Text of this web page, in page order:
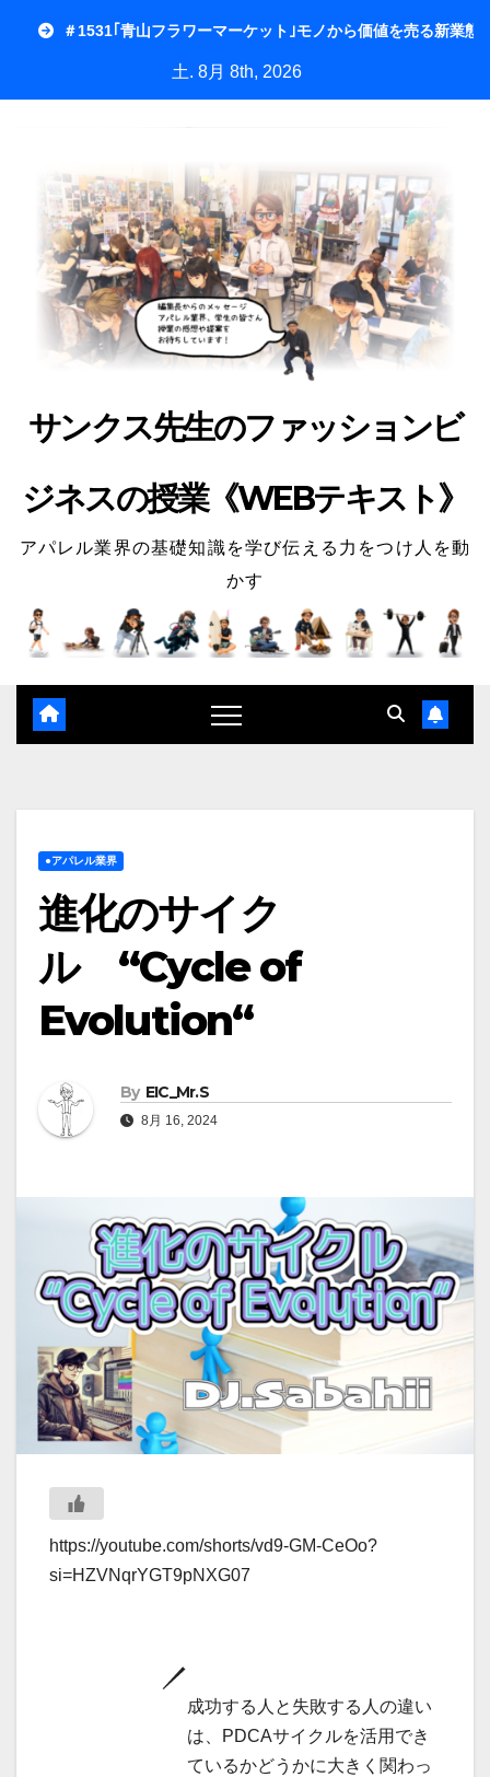
＃1531｢青山フラワーマーケット｣モノから価値を売る新業態
土. 8月 8th, 2026
サンクス先生のファッションビ
ジネスの授業《WEBテキスト》
アパレル業界の基礎知識を学び伝える力をつけ人を動
かす
●アパレル業界
進化のサイク
ル “Cycle of
Evolution“
By EIC_Mr.S
8月 16, 2024
https://youtube.com/shorts/vd9-GM-CeOo?
si=HZVNqrYGT9pNXG07
成功する人と失敗する人の違い
は、PDCAサイクルを活用でき
ているかどうかに大きく関わっ